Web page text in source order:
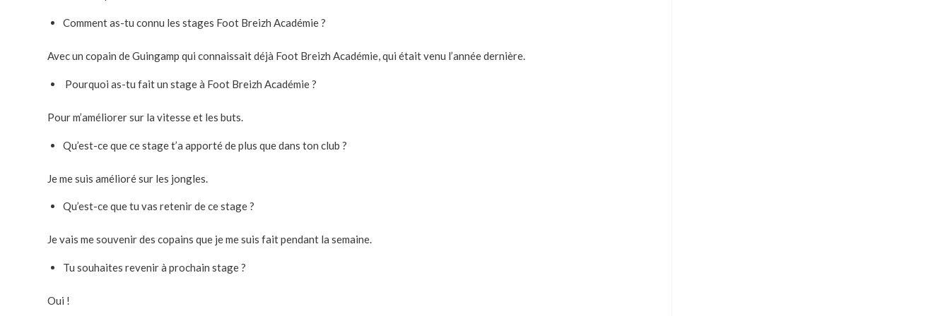
Comment as-tu connu les stages Foot Breizh Académie ?
Avec un copain de Guingamp qui connaissait déjà Foot Breizh Académie, qui était venu l’année dernière.
Pourquoi as-tu fait un stage à Foot Breizh Académie ?
Pour m’améliorer sur la vitesse et les buts.
Qu’est-ce que ce stage t’a apporté de plus que dans ton club ?
Je me suis amélioré sur les jongles.
Qu’est-ce que tu vas retenir de ce stage ?
Je vais me souvenir des copains que je me suis fait pendant la semaine.
Tu souhaites revenir à prochain stage ?
Oui !